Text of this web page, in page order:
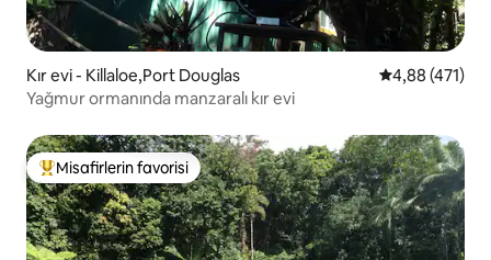
Kır evi - Killaloe,Port Douglas 5 üzerinden
4,88 (471)
Yağmur ormanında manzaralı kır evi
Misafirlerin favorilerinden en beğenilenler arasında
Misafirlerin favorisi